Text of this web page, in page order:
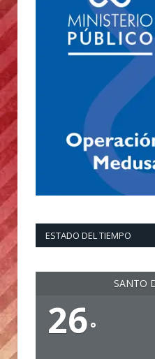
ESTADO DEL TIEMPO
SANTO
26°